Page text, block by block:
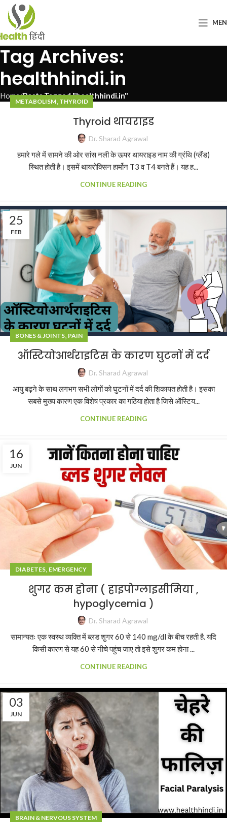
Tag Archives:
healthhindi.in
Home Posts Tagged "healthhindi.in"
METABOLISM, THYROID
Thyroid थायराइड
Dr. Sharad Agrawal
हमारे गले में सामने की ओर सांस नली के ऊपर थायराइड नाम की ग्रंथि (ग्लैंड)
स्थित होती है। इसमें थायरोक्सिन हार्मोन T3 व T4 बनते हैं। यह ह...
CONTINUE READING
25
FEB
BONES & JOINTS, PAIN
ऑस्टियोआर्थराइटिस के कारण घुटनों में दर्द
Dr. Sharad Agrawal
आयु बढ़ने के साथ लगभग सभी लोगों को घुटनों में दर्द की शिकायत होती है। इसका
सबसे मुख्य कारण एक विशेष प्रकार का गठिया होता है जिसे ऑस्टिय...
CONTINUE READING
16
JUN
DIABETES, EMERGENCY
शुगर कम होना ( हाइपोग्लाइसीमिया ,
hypoglycemia )
Dr. Sharad Agrawal
सामान्यतः एक स्वस्थ व्यक्ति में ब्लड शुगर 60 से 140 mg/dl के बीच रहती है. यदि
किसी कारण से यह 60 से नीचे पहुंच जाए तो इसे शुगर कम होना ...
CONTINUE READING
03
JUN
BRAIN & NERVOUS SYSTEM